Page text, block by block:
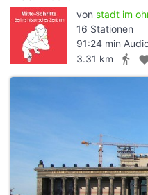
von stadt im
16 Stationen
91:24 min
3.31 km
directions_walk